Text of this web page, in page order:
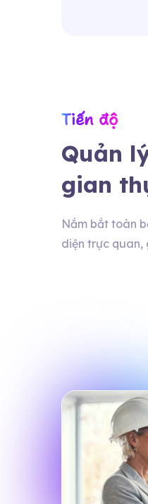
Tiến độ
Quản
gian
Nắm bắt toàn
diện trực quan,